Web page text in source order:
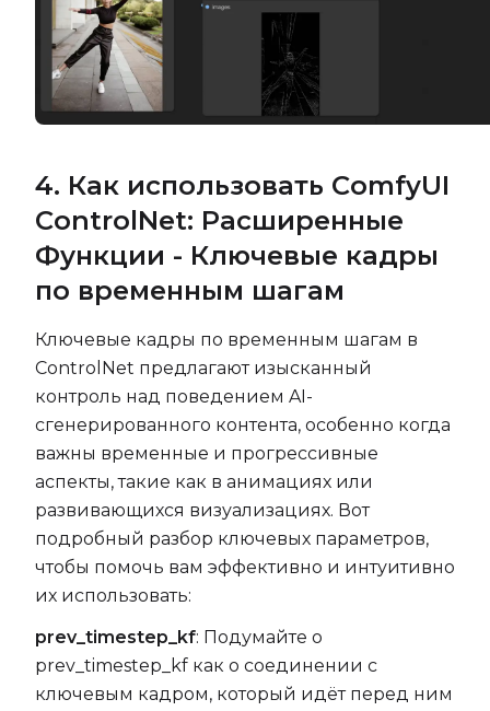
4. Как использовать ComfyUI
ControlNet: Расширенные
Функции - Ключевые кадры
по временным шагам
Ключевые кадры по временным шагам в
ControlNet предлагают изысканный
контроль над поведением AI-
сгенерированного контента, особенно когда
важны временные и прогрессивные
аспекты, такие как в анимациях или
развивающихся визуализациях. Вот
подробный разбор ключевых параметров,
чтобы помочь вам эффективно и интуитивно
их использовать:
prev_timestep_kf: Подумайте о
prev_timestep_kf как о соединении с
ключевым кадром, который идёт перед ним